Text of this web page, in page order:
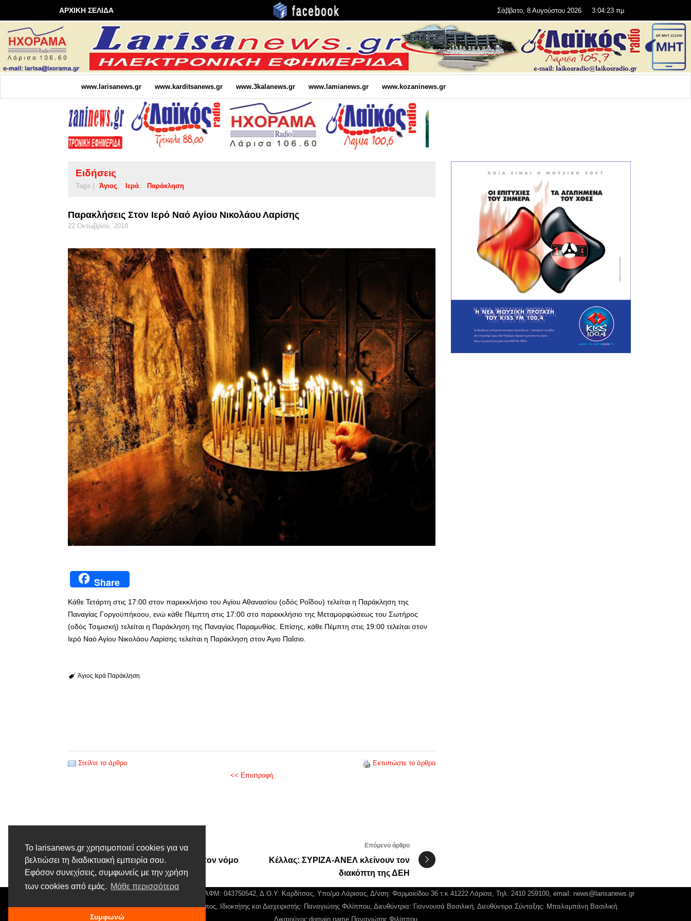
Το larisanews.gr χρησιμοποιεί cookies για να
βελτιώσει τη διαδικτυακή εμπειρία σου.
Εφόσον συνεχίσεις, συμφωνείς με την χρήση
των cookies από εμάς. Μάθε περισσότερα
Συμφωνώ
ΑΡΧΙΚΗ ΣΕΛΙΔΑ Σάββατο, 8 Αυγούστου 2026 3:04:23 πμ
www.larisanews.gr www.karditsanews.gr www.3kalanews.gr www.lamianews.gr www.kozaninews.gr
Ειδήσεις
Tags | Άγιος Ιερά Παράκληση
Παρακλήσεις Στον Ιερό Ναό Αγίου Νικολάου Λαρίσης
22 Οκτωβρίου, 2018
Share
Κάθε Τετάρτη στις 17:00 στον παρεκκλήσιο του Αγίου Αθανασίου (οδός Ροΐδου) τελείται η Παράκληση της
Παναγίας Γοργοϋπήκοου, ενώ κάθε Πέμπτη στις 17:00 στο παρεκκλήσιο της Μεταμορφώσεως του Σωτήρος
(οδός Τσιμισκή) τελείται η Παράκληση της Παναγίας Παραμυθίας. Επίσης, κάθε Πέμπτη στις 19:00 τελείται στον
Ιερό Ναό Αγίου Νικολάου Λαρίσης τελείται η Παράκληση στον Άγιο Παΐσιο.
Άγιος Ιερά Παράκληση
Στείλτε το άρθρο
Εκτυπώστε το άρθρο
<< Επιστροφή
Προηγούμενο άρθρο
Μάξιμος: Θα καταργήσουμε τον νόμο
Κατρούγκαλου
Επόμενο άρθρο
Κέλλας: ΣΥΡΙΖΑ-ΑΝΕΛ κλείνουν τον
διακόπτη της ΔΕΗ
© Larisa News | Διακριτικός Τίτλος: Orion Media, ΑΦΜ: 043750542, Δ.Ο.Υ: Καρδίτσας, Υπο/μα Λάρισας, Δ/νση: Φαρμακίδου 36 τ.κ 41222 Λάρισα, Τηλ: 2410 259100, email: news@larisanews.gr
Αρ. Γεμή: 018804431000, Νόμιμος Εκπρόσωπος, Ιδιοκτήτης και Διαχειριστής: Παναγιώτης Φιλίππου, Διευθύντρια: Γιαννουσά Βασιλική, Διευθύντιρα Σύνταξης: Μπαλαμπάνη Βασιλική.
Δικαιούχος domain name Παναγιώτης Φιλίππου